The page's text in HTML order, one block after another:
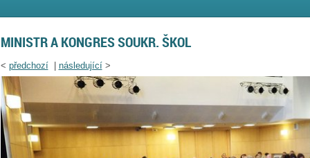
MINISTR A KONGRES SOUKR. ŠKOL
< předchozí| následující>